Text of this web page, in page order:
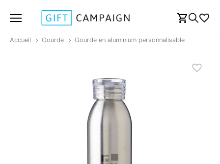
Accueil Gourde Gourde en aluminium personnalisable